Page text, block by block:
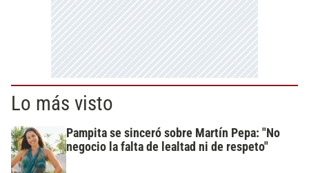
Lo más visto
Pampita se sinceró sobre Martín Pepa: "No
negocio la falta de lealtad ni de respeto"